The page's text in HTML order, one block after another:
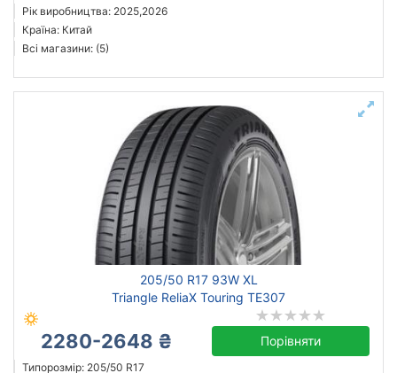
Рік виробництва: 2025,2026
Країна: Китай
Всі магазини: (5)
205/50 R17 93W XL
Triangle ReliaX Touring TE307
2280-2648 ₴ Порівняти
Типорозмір: 205/50 R17